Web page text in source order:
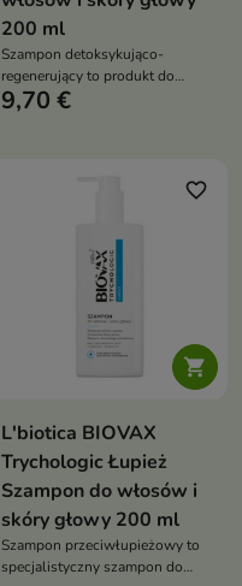
200 ml
Szampon detoksykująco-
regenerujący to produkt do
włosów obciążonych,
9,70 €

favorite_border
L'biotica BIOVAX
Trychologic Łupież
Szampon do włosów i
skóry głowy 200 ml
Szampon przeciwłupieżowy to
specjalistyczny szampon do